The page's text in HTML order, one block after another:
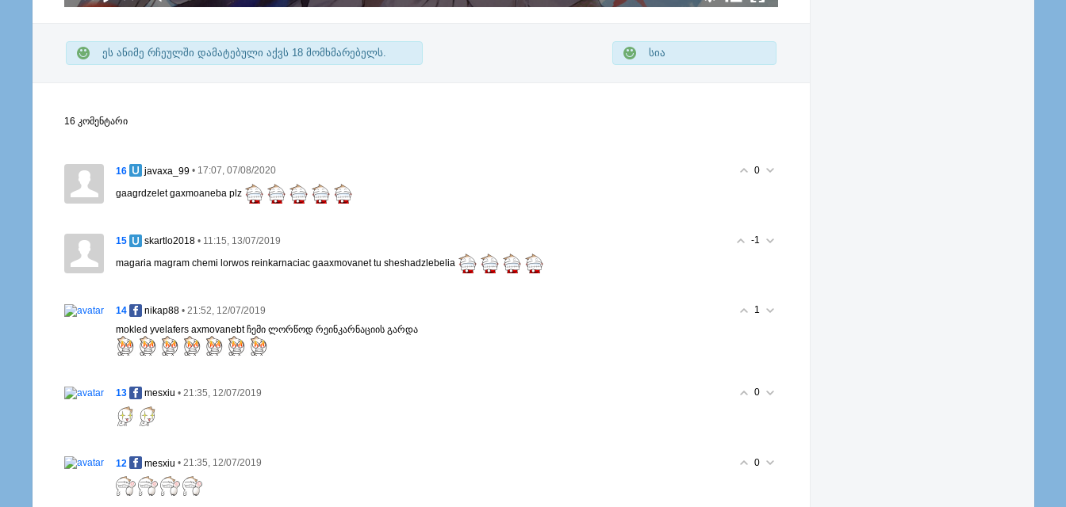
ეს ანიმე რჩეულში დამატებული აქვს 18მომხმარებელს. სია
16 კომენტარი
0
16 javaxa_99 • 17:07, 07/08/2020
gaagrdzelet gaxmoaneba plz
-1
15 skartlo2018 • 11:15, 13/07/2019
magaria magram chemi lorwos reinkarnaciac gaaxmovanet tu sheshadzlebelia
1
14 nikap88 • 21:52, 12/07/2019
mokled yvelafers axmovanebt ჩემი ლორწოდ რეინკარნაციის გარდა
0
13 mesxiu • 21:35, 12/07/2019
0
12 mesxiu • 21:35, 12/07/2019